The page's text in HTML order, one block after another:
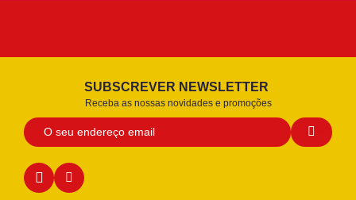
SUBSCREVER NEWSLETTER
Receba as nossas novidades e promoções